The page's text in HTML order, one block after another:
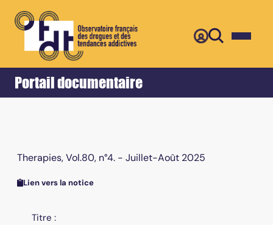
Portail documentaire
Accueil Retour
Therapies, Vol.80, n°4. - Juillet-Août 2025
Lien vers la notice
Titre :